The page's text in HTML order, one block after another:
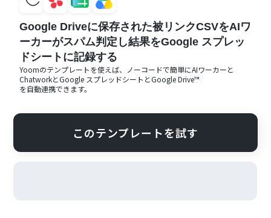
Google Driveに保存された被リンクCSVをAIワ
ーカーがスパム判定し結果をGoogle スプレッ
ドシートに記録する
Yoomのテンプレートを使えば、ノーコードで簡単にAIワーカーと
ChatworkとGoogle スプレッドシート とGoogle Drive™
を自動連携できます。
このテンプレートを試す